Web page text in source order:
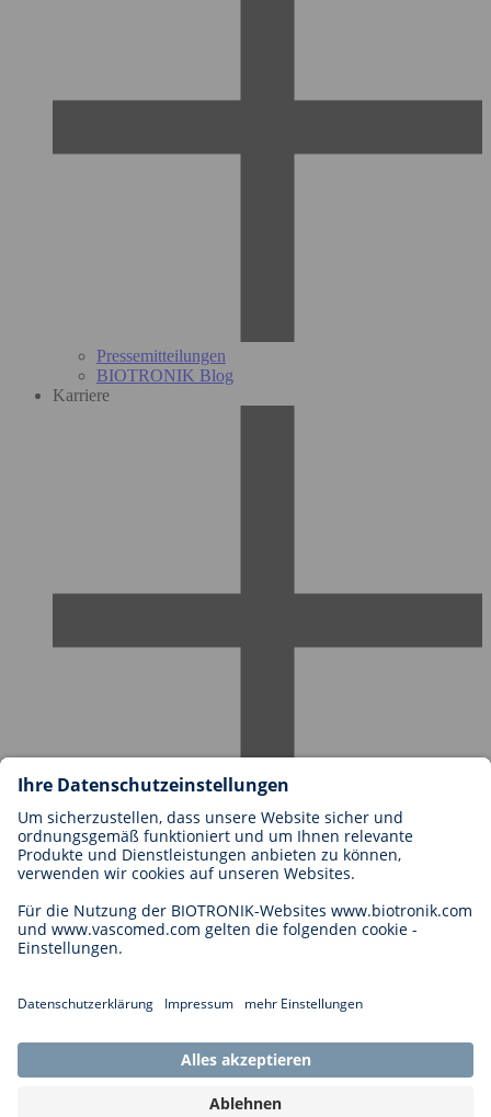
Pressemitteilungen
BIOTRONIK Blog
Karriere
Karriere bei BIOTRONIK
Einstieg
Bewerbung
Karrierechancen
Cookie-Einstellungen
Rechtliche Hinweise